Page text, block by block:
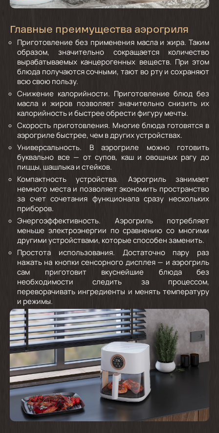
Главные преимущества аэрогриля
Приготовление без применения масла и жира. Таким
образом, значительно сокращается количество
вырабатываемых канцерогенных веществ. При этом
блюда получаются сочными, тают во рту и сохраняют
всю свою пользу.
Снижение калорийности. Приготовление блюд без
масла и жиров позволяет значительно снизить их
калорийность и быстрее обрести фигуру мечты.
Скорость приготовления. Многие блюда готовятся в
аэрогриле быстрее, чем в других устройствах.
Универсальность. В аэрогриле можно готовить
буквально все — от супов, каш и овощных рагу до
пиццы, шашлыка и стейков.
Компактность устройства. Аэрогриль занимает
немного места и позволяет экономить пространство
за счет сочетания функционала сразу нескольких
приборов.
Энергоэффективность. Аэрогриль потребляет
меньше электроэнергии по сравнению со многими
другими устройствами, которые способен заменить.
Простота использования. Достаточно пару раз
нажать на кнопки сенсорного дисплея — и аэрогриль
сам приготовит вкуснейшие блюда без
необходимости следить за процессом,
переворачивать ингредиенты и менять температуру
и режимы.